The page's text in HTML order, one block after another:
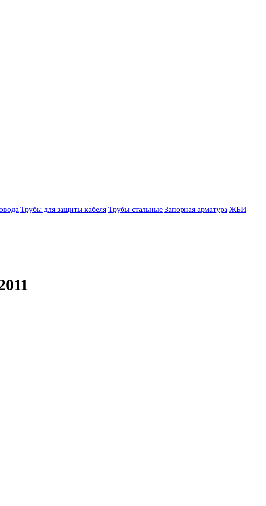
Трубы для защиты кабеля Трубы стальные Запорная арматура ЖБИ